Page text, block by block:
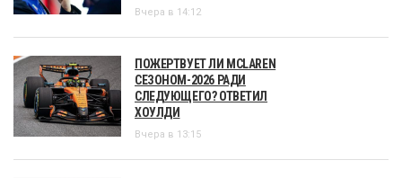
Вчера в 14:12
ПОЖЕРТВУЕТ ЛИ MCLAREN
СЕЗОНОМ-2026 РАДИ
СЛЕДУЮЩЕГО? ОТВЕТИЛ
ХОУЛДИ
Вчера в 13:15